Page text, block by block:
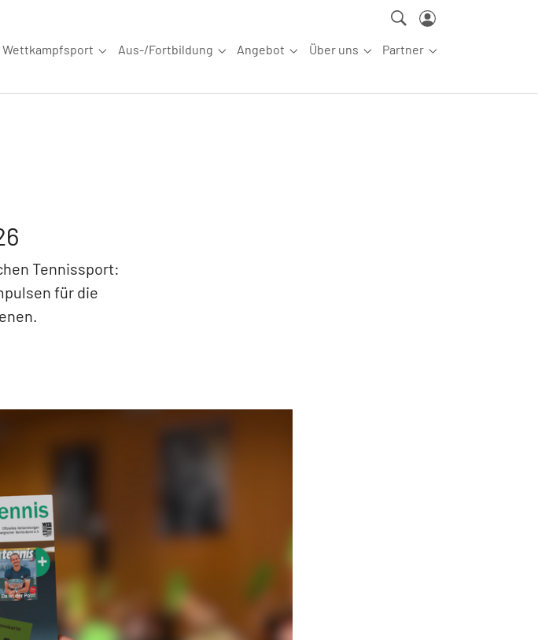
"News"for "Blog"
Wettkampfsport
Submenu for "Wettkampfsport"
Aus-/Fortbildung
Submenu for "Aus-/Fortbildung"
Angebot
Submenu for "Angebot"
Über uns
Submenu for "Über uns"
Partner
Submenu for
Tennissport:
für die